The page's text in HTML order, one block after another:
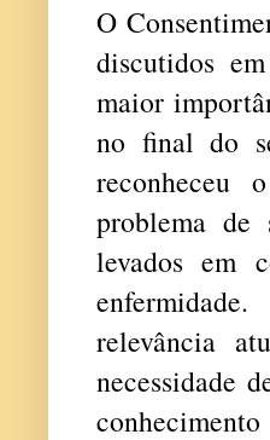
O
discutidos
maior
no final do
reconheceu
problema de
levados em
relevância
necessidade